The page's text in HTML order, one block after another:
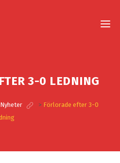
3-0 LEDNING
Nyheter > Förlorade efter 3-0